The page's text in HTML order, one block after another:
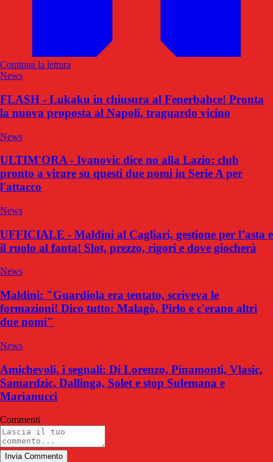
Continua la lettura
News
FLASH - Lukaku in chiusura al Fenerbahce! Pronta
la nuova proposta al Napoli, traguardo vicino
News
ULTIM'ORA - Ivanovic dice no alla Lazio: club
pronto a virare su questi due nomi in Serie A per
l'attacco
News
UFFICIALE - Maldini al Cagliari, gestione per l’asta e
il ruolo al fanta! Slot, prezzo, rigori e dove giocherà
News
Maldini: "Guardiola era tentato, scriveva le
formazioni! Dico tutto: Malagò, Pirlo e c'erano altri
due nomi"
News
Amichevoli, i segnali: Di Lorenzo, Pinamonti, Vlasic,
Samardzic, Dallinga, Solet e stop Sulemana e
Marianucci
Commenti
Invia Commento